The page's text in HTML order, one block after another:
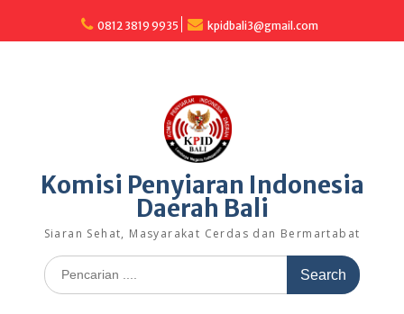
content
0812 3819 9935 kpidbali3@gmail.com
Komisi Penyiaran Indonesia
Daerah Bali
Siaran Sehat, Masyarakat Cerdas dan Bermartabat
Search
for: